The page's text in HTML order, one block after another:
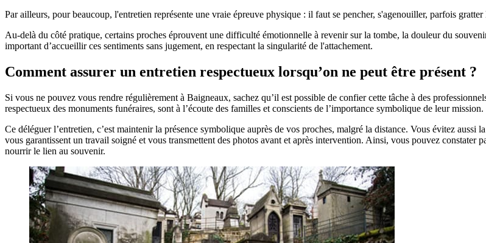
Par ailleurs, pour beaucoup, l'entretien représente une vraie épreuve physique : il faut se pencher, s'agenouiller, parfois
Au-delà du côté pratique, certains proches éprouvent une difficulté émotionnelle à revenir sur la tombe, la douleur du
important d’accueillir ces sentiments sans jugement, en respectant la singularité de l'attachement.
Comment assurer un entretien respectueux lorsqu’on ne peut être présent ?
Si vous ne pouvez vous rendre régulièrement à Baigneaux, sachez qu’il est possible de confier cette tâche à des
respectueux des monuments funéraires, sont à l’écoute des familles et conscients de l’importance symbolique de leur mission.
Ce déléguer l’entretien, c’est maintenir la présence symbolique auprès de vos proches, malgré la distance. Vous évitez
vous garantissent un travail soigné et vous transmettent des photos avant et après intervention. Ainsi, vous pouvez
nourrir le lien au souvenir.